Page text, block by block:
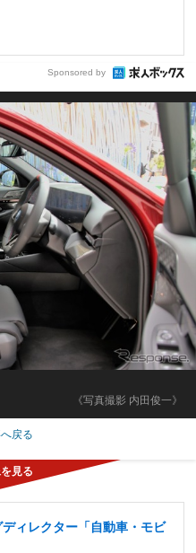
Sponsored by
《写真撮影 内田俊一》
戻る
ィレクター「自動車・モビ